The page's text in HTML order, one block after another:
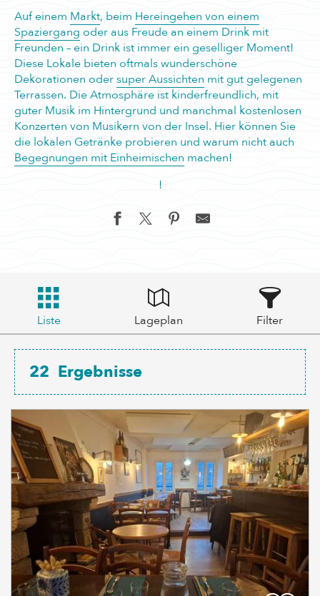
Auf einem Markt, beim Hereingehen von einem
Spaziergang oder aus Freude an einem Drink mit
Freunden – ein Drink ist immer ein geselliger Moment!
Diese Lokale bieten oftmals wunderschöne
Dekorationen odersuper Aussichten mit gut gelegenen
Terrassen. Die Atmosphäre ist kinderfreundlich, mit
guter Musik im Hintergrund und manchmal kostenlosen
Konzerten von Musikern von der Insel. Hier können Sie
die lokalen Getränke probieren und warum nicht auch
Begegnungen mit Einheimischen machen!
!
Liste Lageplan Filter
22 Ergebnisse